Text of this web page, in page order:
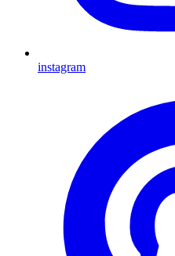
instagram